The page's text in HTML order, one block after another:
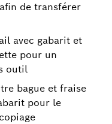
de transférer
avec gabarit et
pour un
outil
bague et fraise
pour le